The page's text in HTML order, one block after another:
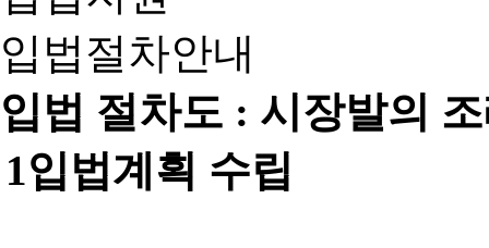
입법절차안내
입법 절차도 : 시장발의
1입법계획 수립